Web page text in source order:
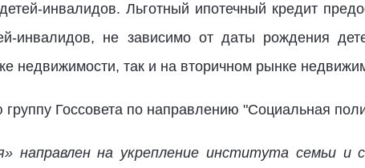
инвалидов. Льготный ипотечный кредит
инвалидов, не зависимо от даты рождения
недвижимости, так и на вторичном рынке
Госсовета по направлению "Социальная
направлен на укрепление института семьи и